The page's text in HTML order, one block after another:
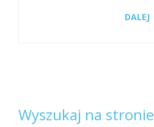
DALEJ
Wyszukaj na stronie